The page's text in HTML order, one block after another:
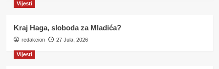
Vijesti
Kraj Haga, sloboda za Mladića?
redakcion 27 Jula, 2026
Vijesti